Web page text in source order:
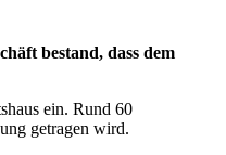
bestand, dass dem
ein. Rund 60
getragen wird.